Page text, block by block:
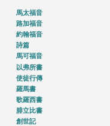
馬太福音
路加福音
約翰福音
詩篇
馬可福音
以弗所書
使徒行傳
羅馬書
歌羅西書
腓立比書
創世記